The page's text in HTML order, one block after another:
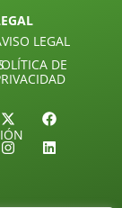
LEGAL
DE